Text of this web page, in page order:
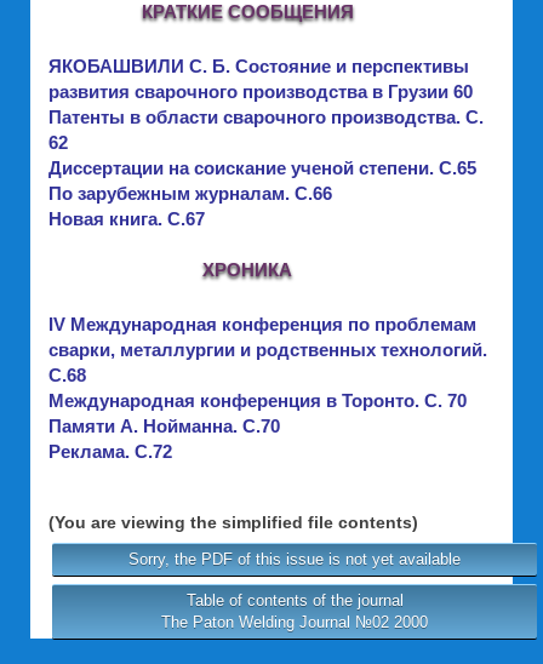
КРАТКИЕ СООБЩЕНИЯ
ЯКОБАШВИЛИ С. Б. Состояние и перспективы
развития сварочного производства в Грузии 60
Патенты в области сварочного производства. C.
62
Диссертации на соискание ученой степени. C.65
По зарубежным журналам. C.66
Новая книга. C.67
ХРОНИКА
IV Международная конференция по проблемам
сварки, металлургии и родственных технологий.
C.68
Международная конференция в Торонто. C. 70
Памяти А. Нойманна. C.70
Реклама. C.72
(You are viewing the simplified file contents)
Sorry, the PDF of this issue is not yet available
Table of contents of the journal
The Paton Welding Journal №02 2000